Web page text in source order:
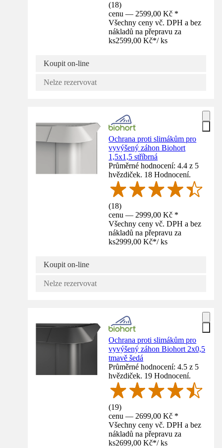
(18)
cenu — 2599,00 Kč *
Všechny ceny vč. DPH a bez
nákladů na přepravu za
ks2599,00 Kč*/ ks
Koupit on-line
Nelze rezervovat
Ochrana proti slimákům pro
vyvýšený záhon Biohort
1,5x1,5 stříbrná
Průměrné hodnocení: 4.4 z 5
hvězdiček. 18 Hodnocení.
(18)
cenu — 2999,00 Kč *
Všechny ceny vč. DPH a bez
nákladů na přepravu za
ks2999,00 Kč*/ ks
Koupit on-line
Nelze rezervovat
Ochrana proti slimákům pro
vyvýšený záhon Biohort 2x0,5
tmavě šedá
Průměrné hodnocení: 4.5 z 5
hvězdiček. 19 Hodnocení.
(19)
cenu — 2699,00 Kč *
Všechny ceny vč. DPH a bez
nákladů na přepravu za
ks2699,00 Kč*/ ks